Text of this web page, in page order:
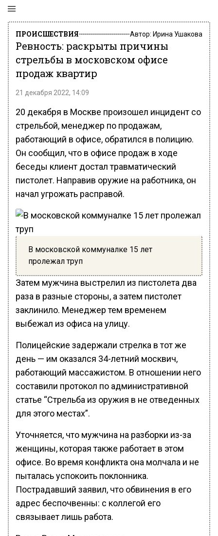
ПРОИСШЕСТВИЯ Автор: Ирина Ушакова
Ревность: раскрыты причины
стрельбы в московском офисе
продаж квартир
21 декабря 2022, 14:09
20 декабря в Москве произошел инцидент со
стрельбой, менеджер по продажам,
работающий в офисе, обратился в полицию.
Он сообщил, что в офисе продаж в ходе
беседы клиент достал травматический
пистолет. Направив оружие на работника, он
начал угрожать расправой.
В московской коммуналке 15 лет
пролежал труп
Затем мужчина выстрелил из пистолета два
раза в разные стороны, а затем пистолет
заклинило. Менеджер тем временем
выбежал из офиса на улицу.
Полицейские задержали стрелка в тот же
день — им оказался 34-летний москвич,
работающий массажистом. В отношении него
составили протокол по административной
статье “Стрельба из оружия в не отведенных
для этого местах”.
Уточняется, что мужчина на разборки из-за
женщины, которая также работает в этом
офисе. Во время конфликта она молчала и не
пыталась успокоить поклонника.
Пострадавший заявил, что обвинения в его
адрес беспочвенны: с коллегой его
связывает лишь работа.